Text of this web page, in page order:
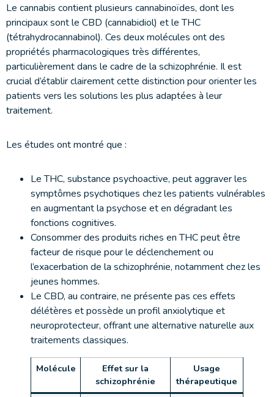
Le cannabis contient plusieurs cannabinoïdes, dont les
principaux sont le CBD (cannabidiol) et le THC
(tétrahydrocannabinol). Ces deux molécules ont des
propriétés pharmacologiques très différentes,
particulièrement dans le cadre de la schizophrénie. Il est
crucial d’établir clairement cette distinction pour orienter les
patients vers les solutions les plus adaptées à leur
traitement.
Les études ont montré que :
Le THC, substance psychoactive, peut aggraver les
symptômes psychotiques chez les patients vulnérables
en augmentant la psychose et en dégradant les
fonctions cognitives.
Consommer des produits riches en THC peut être
facteur de risque pour le déclenchement ou
l’exacerbation de la schizophrénie, notamment chez les
jeunes hommes.
Le CBD, au contraire, ne présente pas ces effets
délétères et possède un profil anxiolytique et
neuroprotecteur, offrant une alternative naturelle aux
traitements classiques.
Molécule
Effet sur la
schizophrénie
Usage
thérapeutique